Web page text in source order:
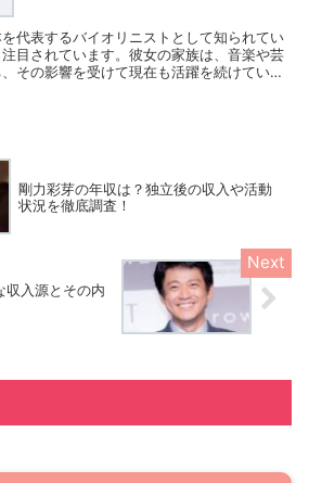
代表するバイオリニストとして知られてい
目されています。彼女の家族は、音楽や芸
その影響を受けて現在も活躍を続けていま
剛力彩芽の年収は？独立後の収入や活動
状況を徹底調査！
収入源とその内